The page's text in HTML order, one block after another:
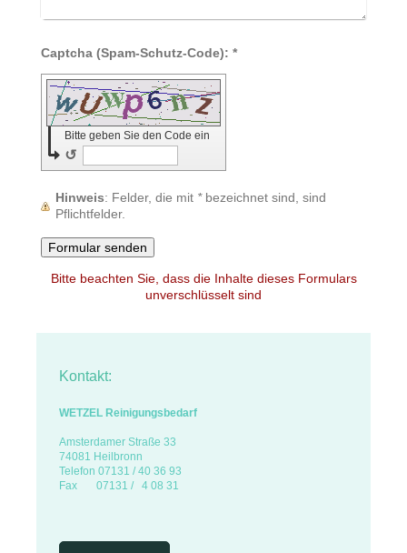
Captcha (Spam-Schutz-Code): *
Bitte geben Sie den Code ein
↺
Hinweis : Felder, die mit *bezeichnet sind, sind
Pflichtfelder.
Bitte beachten Sie, dass die Inhalte dieses Formulars
unverschlüsselt sind
Kontakt:
WETZEL Reinigungsbedarf
Amsterdamer Straße 33
74081 Heilbronn
Telefon 07131 / 40 36 93
Fax
07131 / 4 08 31